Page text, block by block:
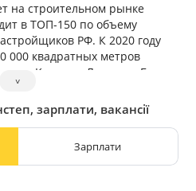
на строительном рынке
в ТОП-150 по объему
РФ. К 2020 году
000 квадратных метров
Курске и Липецке. Более
жилья находится в стадии
современные, комфортные
потребности самых
˅
зарплати, вакансії
Зарплати